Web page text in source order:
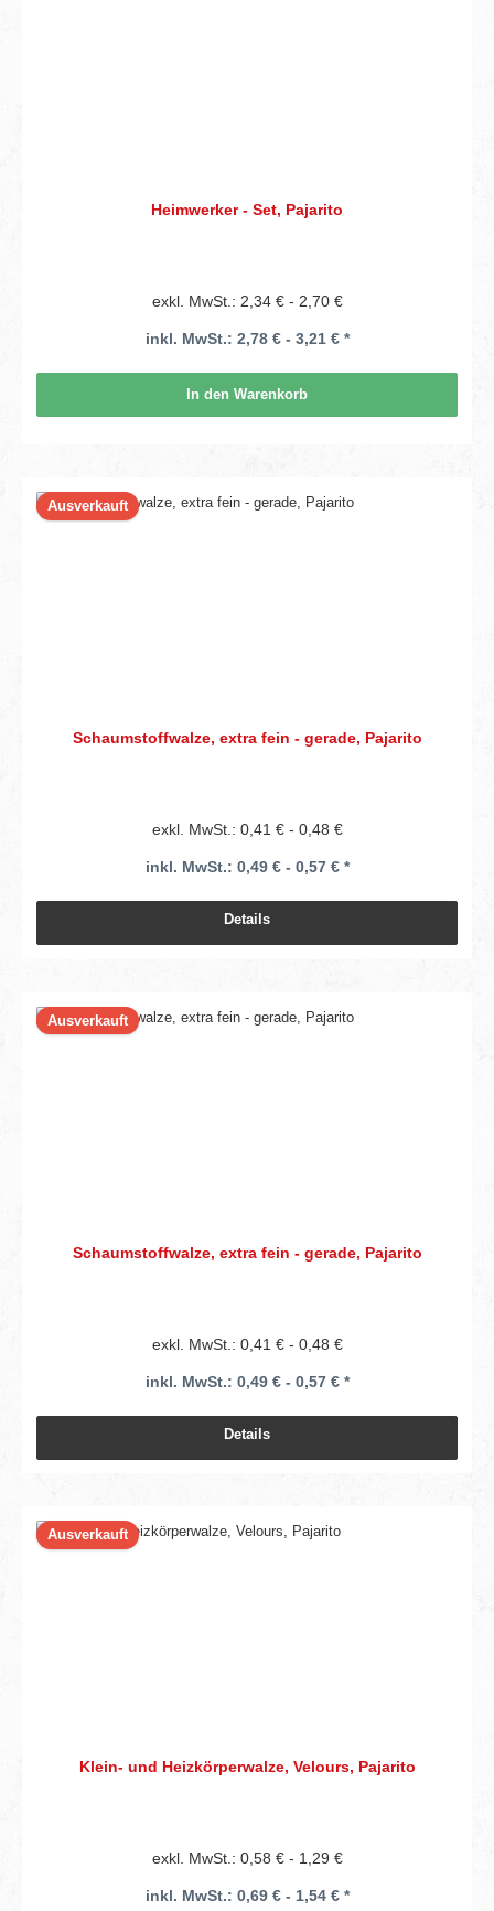
Heimwerker - Set, Pajarito
exkl. MwSt.: 2,34 € - 2,70 €
inkl. MwSt.: 2,78 € - 3,21 € *
In den Warenkorb
Ausverkauft
Schaumstoffwalze, extra fein - gerade, Pajarito
exkl. MwSt.: 0,41 € - 0,48 €
inkl. MwSt.: 0,49 € - 0,57 € *
Details
Ausverkauft
Schaumstoffwalze, extra fein - gerade, Pajarito
exkl. MwSt.: 0,41 € - 0,48 €
inkl. MwSt.: 0,49 € - 0,57 € *
Details
Ausverkauft
Klein- und Heizkörperwalze, Velours, Pajarito
exkl. MwSt.: 0,58 € - 1,29 €
inkl. MwSt.: 0,69 € - 1,54 € *